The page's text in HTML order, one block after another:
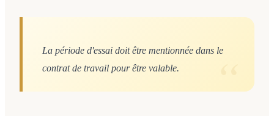
La période d'essai doit être mentionnée dans le
contrat de travail pour être valable.